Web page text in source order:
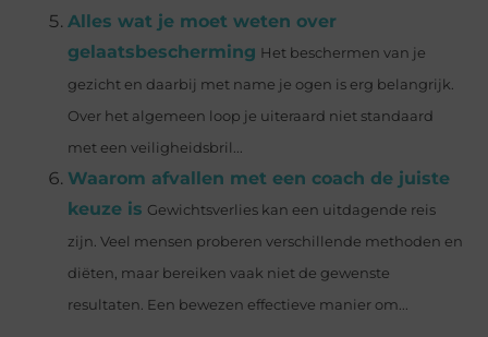
Alles wat je moet weten over
gelaatsbescherming Het beschermen van je
gezicht en daarbij met name je ogen is erg belangrijk.
Over het algemeen loop je uiteraard niet standaard
met een veiligheidsbril...
Waarom afvallen met een coach de juiste
keuze is Gewichtsverlies kan een uitdagende reis
zijn. Veel mensen proberen verschillende methoden en
diëten, maar bereiken vaak niet de gewenste
resultaten. Een bewezen effectieve manier om...